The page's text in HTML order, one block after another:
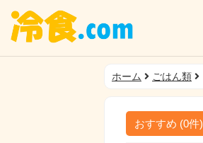
ホーム ごはん類
おすすめ (0件)